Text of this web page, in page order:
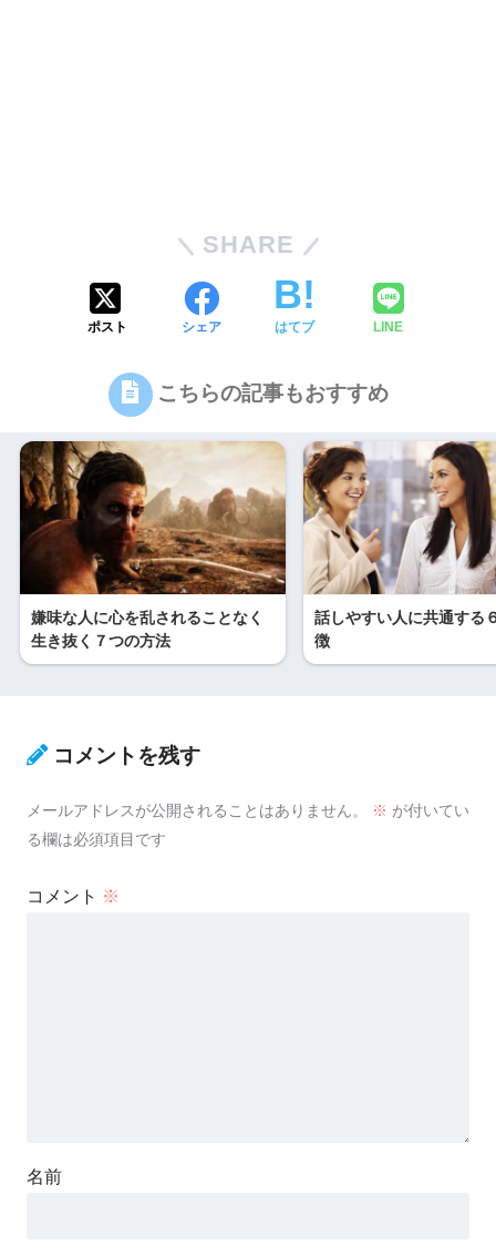
SHARE
ポスト シェア はてブ LINE
こちらの記事もおすすめ
嫌味な人に心を乱されることなく
生き抜く７つの方法
話しやすい人に共通する
徴
コメントを残す
メールアドレスが公開されることはありません。 ※ が付いてい
る欄は必須項目です
コメント ※
名前